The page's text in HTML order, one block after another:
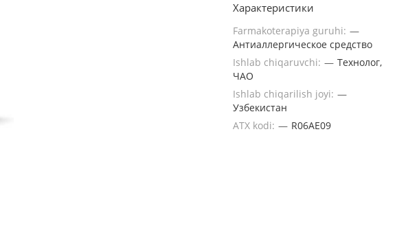
Характеристики
Farmakoterapiya guruhi: —
Антиаллергическое средство
Ishlab chiqaruvchi: — Технолог,
ЧАО
Ishlab chiqarilish joyi: —
Узбекистан
ATX kodi: — R06AE09